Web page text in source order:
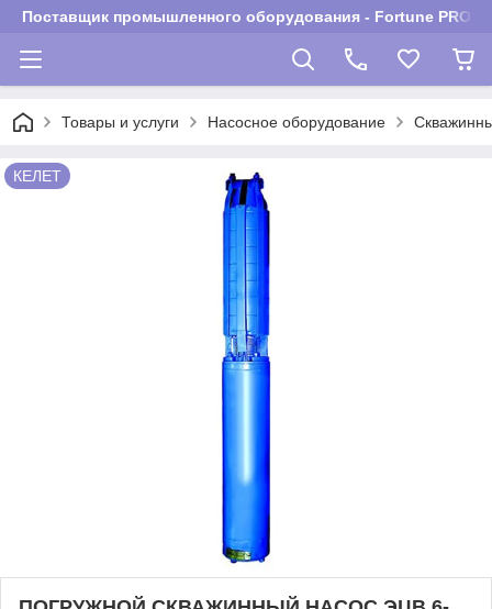
Поставщик промышленного оборудования - Fortune PROM
Товары и услуги Насосное оборудование
КЕЛЕТ